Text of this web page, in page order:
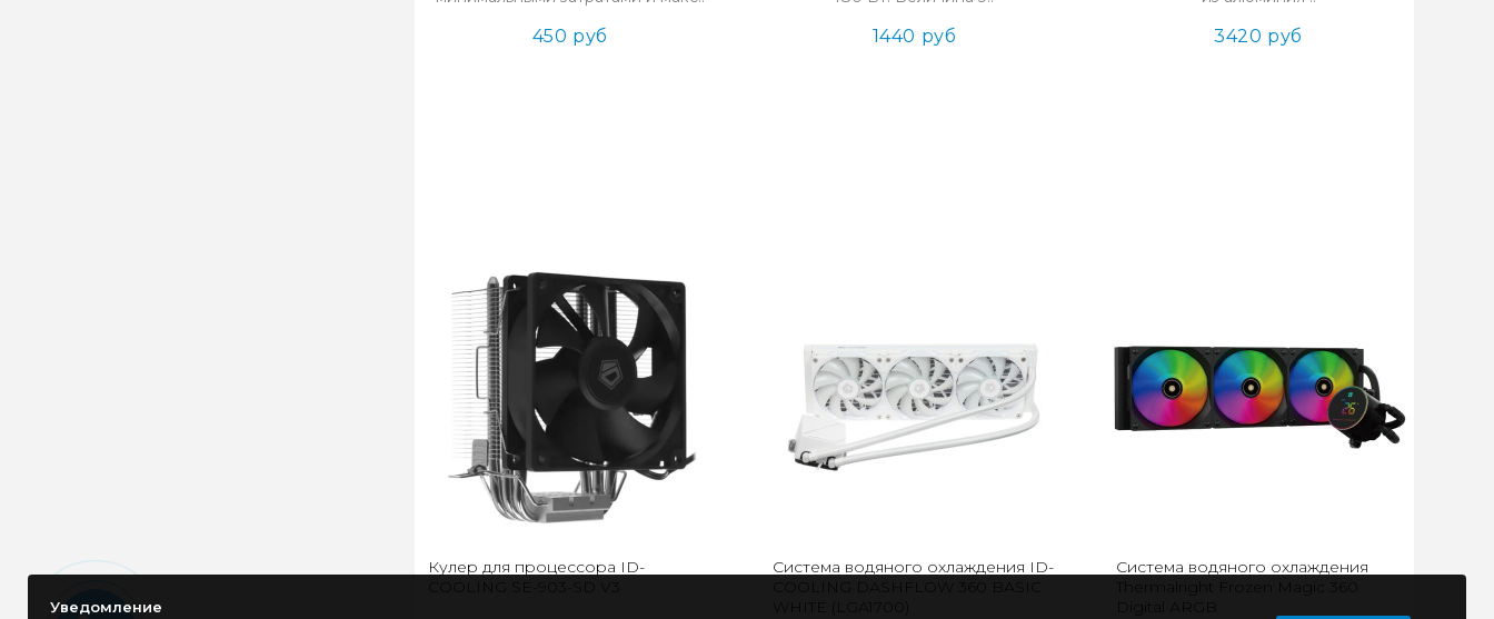
450 руб 1440 руб 3420 руб
Кулер для процессора ID-
COOLING SE-903-SD V3
Система водяного охлаждения ID-
COOLING DASHFLOW 360 BASIC
WHITE (LGA1700)
Система водяного охлаждения
Thermalright Frozen Magic 360
Digital ARGB
Уведомление